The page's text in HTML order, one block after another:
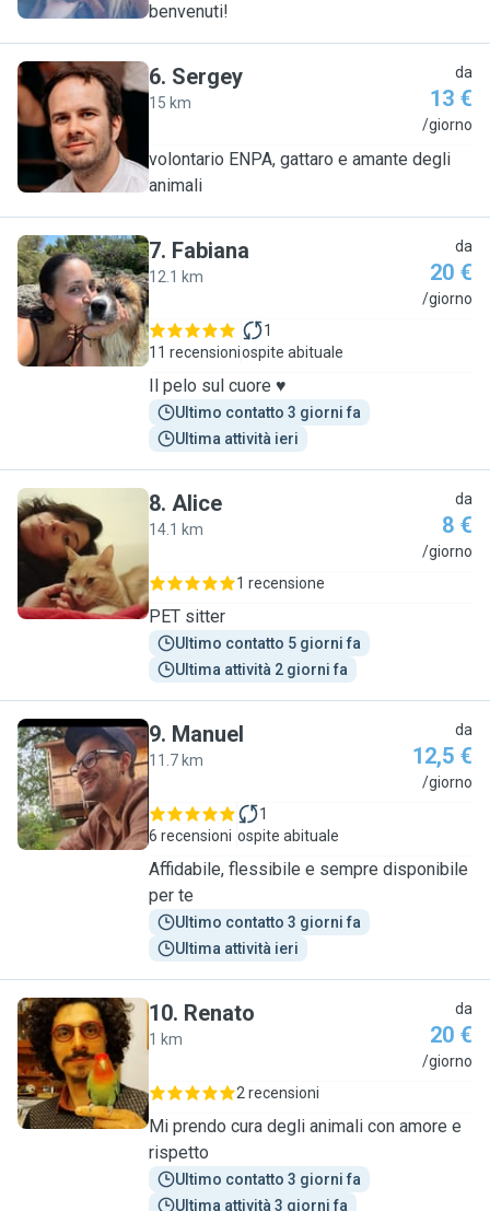
benvenuti!
S
6. Sergey
15 km
da
13 €
/giorno
volontario ENPA, gattaro e amante degli
animali
F
7. Fabiana
12.1 km
da
20 €
/giorno
11 recensioni
1
ospite abituale
Il pelo sul cuore ♥️
Ultimo contatto 3 giorni fa
Ultima attività ieri
A
8. Alice
14.1 km
da
8 €
/giorno
1 recensione
PET sitter
Ultimo contatto 5 giorni fa
Ultima attività 2 giorni fa
M
9. Manuel
11.7 km
da
12,5 €
/giorno
6 recensioni
1
ospite abituale
Affidabile, flessibile e sempre disponibile
per te
Ultimo contatto 3 giorni fa
Ultima attività ieri
R
10. Renato
1 km
da
20 €
/giorno
2 recensioni
Mi prendo cura degli animali con amore e
rispetto
Ultimo contatto 3 giorni fa
Ultima attività 3 giorni fa